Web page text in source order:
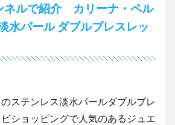
ネルで紹介 カリーナ・ペル
水パール ダブルブレスレッ
ステンレス淡水パールダブルブレ
ショッピングで人気のあるジュエ